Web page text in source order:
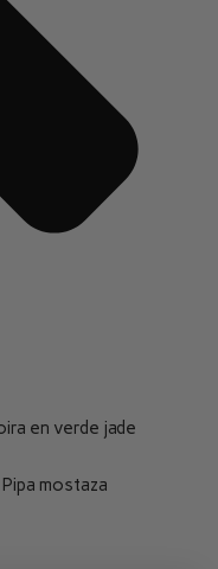
en verde jade
mostaza